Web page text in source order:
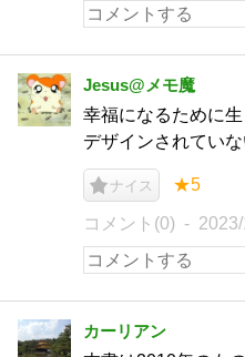
Jesus@メモ魔
幸福になるために
デザインされていな
ナイス ★5
コメント(0)
カーリアン